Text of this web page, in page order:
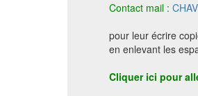
Contact mail :
pour leur écrire
en enlevant les
Cliquer ici pour